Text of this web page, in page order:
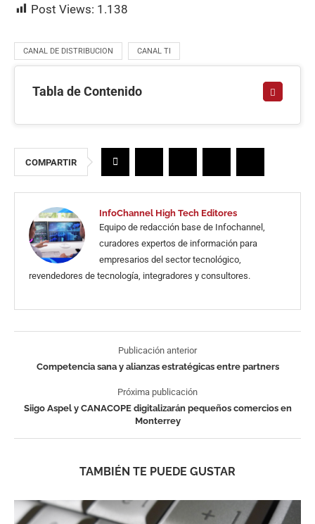
Post Views: 1.138
CANAL DE DISTRIBUCION CANAL TI
Tabla de Contenido
COMPARTIR
InfoChannel High Tech Editores
Equipo de redacción base de Infochannel,
curadores expertos de información para
empresarios del sector tecnológico,
revendedores de tecnología, integradores y consultores.
Publicación anterior
Competencia sana y alianzas estratégicas entre partners
Próxima publicación
Siigo Aspel y CANACOPE digitalizarán pequeños comercios en
Monterrey
TAMBIÉN TE PUEDE GUSTAR